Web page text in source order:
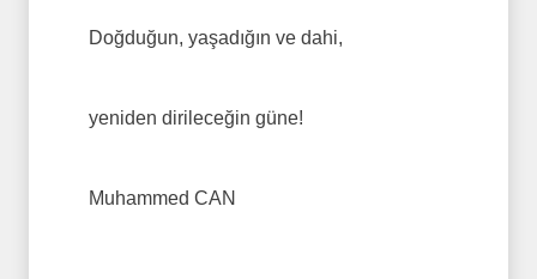
Doğduğun, yaşadığın ve dahi,
yeniden dirileceğin güne!
Muhammed CAN